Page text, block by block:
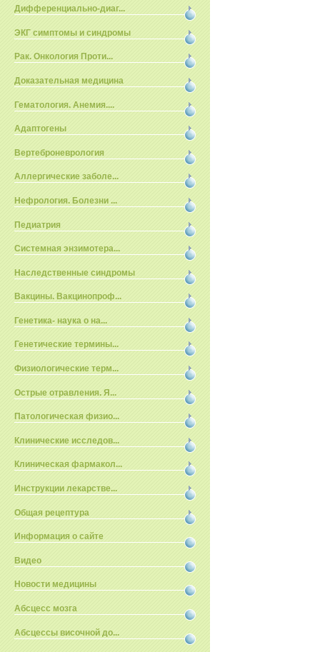
Дифференциально-диаг...
ЭКГ симптомы и синдромы
Рак. Онкология Проти...
Доказательная медицина
Гематология. Анемия....
Адаптогены
Вертеброневрология
Аллергические заболе...
Нефрология. Болезни ...
Педиатрия
Системная энзимотера...
Наследственные синдромы
Вакцины. Вакцинопроф...
Генетика- наука о на...
Генетические термины...
Физиологические терм...
Острые отравления. Я...
Патологическая физио...
Клинические исследов...
Клиническая фармакол...
Инструкции лекарстве...
Общая рецептура
Информация о сайте
Видео
Новости медицины
Абсцесс мозга
Абсцессы височной до...